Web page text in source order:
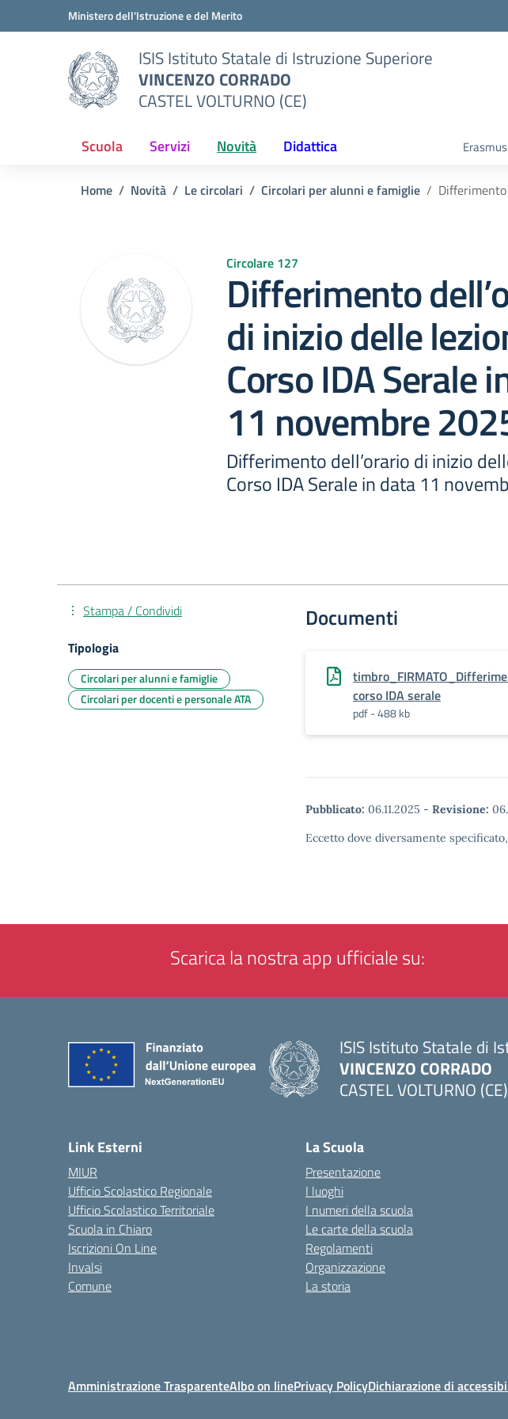
Vai ai contenuti
Vai al menu di navigazioneMinistero dell'Istruzione e del Merito
ISIS Istituto Statale di Istruzione Superiore
VINCENZO CORRADO
CASTEL VOLTURNO (CE)
Scuola Servizi Novità Didattica Erasmus
Home Novità Le circolari Circolari per alunni e famiglie
Circolare 127
Differimento
di inizio delle
Corso IDA Serale
11 novembre
Differimento dell’orario di inizio
Corso IDA Serale in data 11
Documenti
corso IDA serale
pdf - 488 kb
Pubblicato: 06.11.2025 - Revisione:
Eccetto dove diversamente
Stampa / Condividi
Tipologia
Circolari per alunni e famiglie
Circolari per docenti e personale ATA
Scarica la nostra app ufficiale su:
ISIS Istituto Statale di
VINCENZO CORRADO
CASTEL VOLTURNO (CE)
Link Esterni
MIUR
Ufficio Scolastico Regionale
Ufficio Scolastico Territoriale
Scuola in Chiaro
Iscrizioni On Line
Invalsi
Comune
La Scuola
Presentazione
I luoghi
I numeri della scuola
Le carte della scuola
Regolamenti
Organizzazione
La storia
Amministrazione TrasparenteAlbo on linePrivacy PolicyDichiarazione di